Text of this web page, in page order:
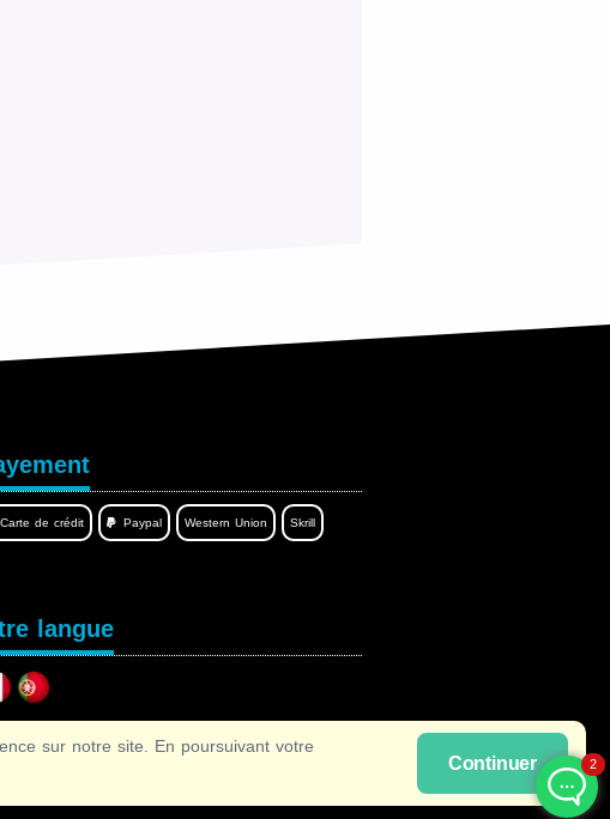
Continuer
sur notre site. En poursuivant votre
Carte de crédit Paypal Western Union Skrill
langue
2
Write a message...